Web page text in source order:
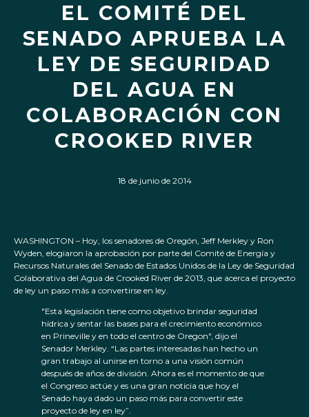
EL COMITÉ DEL
SENADO APRUEBA LA
LEY DE SEGURIDAD
DEL AGUA EN
COLABORACIÓN CON
CROOKED RIVER
18 de junio de 2014
WASHINGTON – Hoy, los senadores de Oregón, Jeff Merkley y Ron
Wyden, elogiaron la aprobación por parte del Comité de Energía y
Recursos Naturales del Senado de Estados Unidos de la Ley de Seguridad
Colaborativa del Agua de Crooked River de 2013, que acerca el proyecto
de ley un paso más a convertirse en ley.
"Esta legislación tiene como objetivo brindar seguridad
hídrica y sentar las bases para el crecimiento económico
en Prineville y en todo el centro de Oregon", dijo el
Senador Merkley. “Las partes interesadas han hecho un
gran trabajo al unirse en torno a una visión común
después de años de división. Ahora es el momento de que
el Congreso actúe y es una gran noticia que hoy el
Senado haya dado un paso más para convertir este
proyecto de ley en ley”.